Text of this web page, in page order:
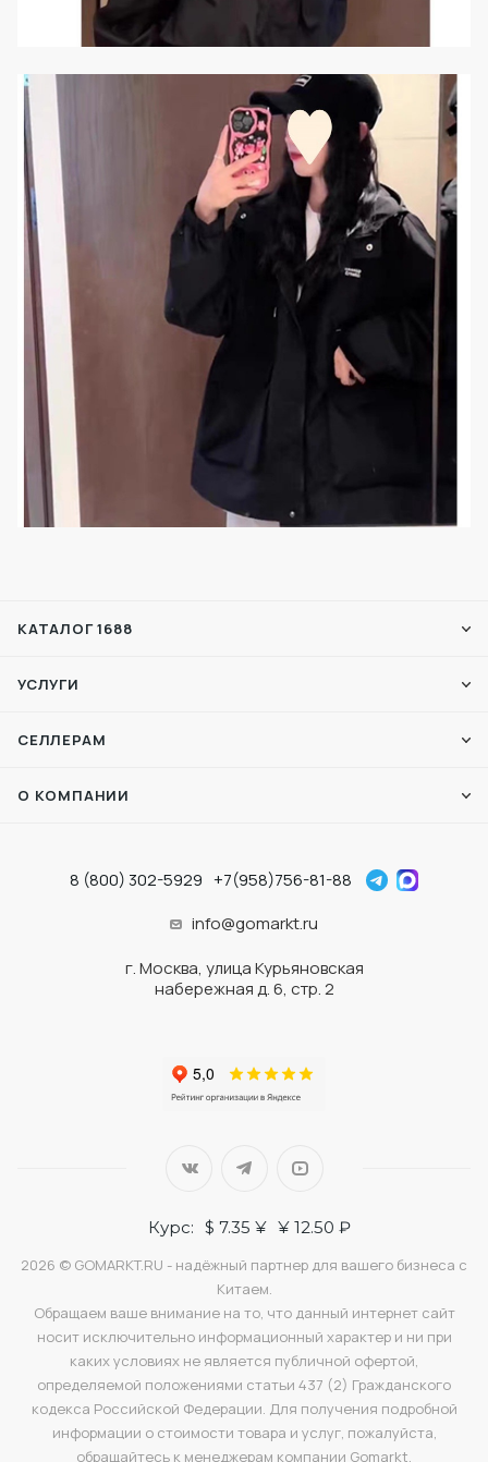
КАТАЛОГ 1688
УСЛУГИ
СЕЛЛЕРАМ
О КОМПАНИИ
8 (800) 302-5929 +7(958)756-81-88
info@gomarkt.ru
г. Москва, улица Курьяновская
набережная д. 6, стр. 2
Курс: $ 7.35 ¥ ¥ 12.50 ₽
2026 © GOMARKT.RU - надёжный партнер для вашего бизнеса с
Китаем.
Обращаем ваше внимание на то, что данный интернет сайт
носит исключительно информационный характер и ни при
каких условиях не является публичной офертой,
определяемой положениями статьи 437 (2) Гражданского
кодекса Российской Федерации. Для получения подробной
информации о стоимости товара и услуг, пожалуйста,
обращайтесь к менеджерам компании Gomarkt.